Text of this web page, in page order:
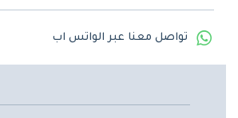
تواصل معنا عبر الواتس اب